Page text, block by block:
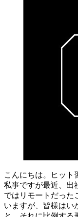
こんにちは。ヒット
私事ですが最近、出
ではリモートだった
いますが、皆様はい